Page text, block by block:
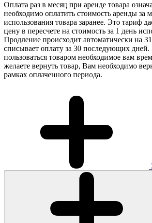
Оплата раз в месяц при аренде товара
необходимо оплатить стоимость аренды за
использования товара заранее. Это тариф
цену в пересчете на стоимость за 1 день
Продление происходит автоматически на
списывает оплату за 30 последующих
пользоваться товаром необходимое вам
желаете вернуть товар, Вам необходимо
рамках оплаченного периода.